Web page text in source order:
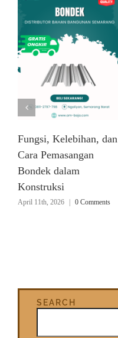
Fungsi, Kelebihan, dan
Cara Pemasangan
Bondek dalam
Konstruksi
April 11th, 2026 0 Comments
SEARCH